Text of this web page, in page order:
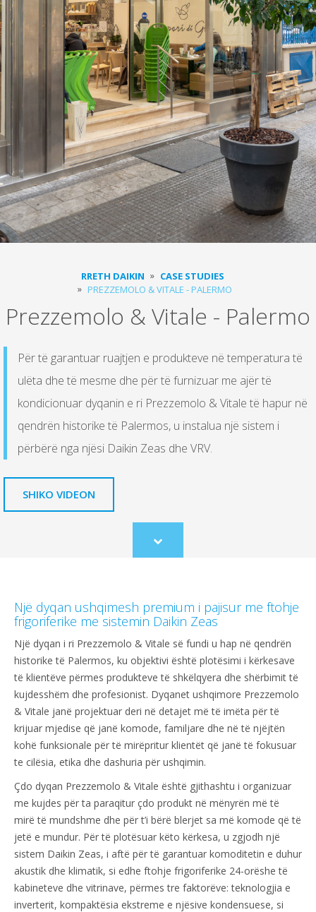
RRETH DAIKIN
CASE STUDIES
PREZZEMOLO & VITALE - PALERMO
Prezzemolo & Vitale - Palermo
Për të garantuar ruajtjen e produkteve në temperatura të
ulëta dhe të mesme dhe për të furnizuar me ajër të
kondicionuar dyqanin e ri Prezzemolo & Vitale të hapur në
qendrën historike të Palermos, u instalua një sistem i
përbërë nga njësi Daikin Zeas dhe VRV.
SHIKO VIDEON
Scroll
to
Një dyqan ushqimesh premium i pajisur me ftohje
frigoriferike me sistemin Daikin Zeas
Një dyqan i ri Prezzemolo & Vitale së fundi u hap në qendrën
historike të Palermos, ku objektivi është plotësimi i kërkesave
të klientëve përmes produkteve të shkëlqyera dhe shërbimit të
kujdesshëm dhe profesionist. Dyqanet ushqimore Prezzemolo
& Vitale janë projektuar deri në detajet më të imëta për të
krijuar mjedise që janë komode, familjare dhe në të njëjtën
kohë funksionale për të mirëpritur klientët që janë të fokusuar
te cilësia, etika dhe dashuria për ushqimin.
Çdo dyqan Prezzemolo & Vitale është gjithashtu i organizuar
me kujdes për ta paraqitur çdo produkt në mënyrën më të
mirë të mundshme dhe për t’i bërë blerjet sa më komode që të
jetë e mundur. Për të plotësuar këto kërkesa, u zgjodh një
sistem Daikin Zeas, i aftë për të garantuar komoditetin e duhur
akustik dhe klimatik, si edhe ftohje frigoriferike 24-orëshe të
kabineteve dhe vitrinave, përmes tre faktorëve: teknologjia e
inverterit, kompaktësia ekstreme e njësive kondensuese, si